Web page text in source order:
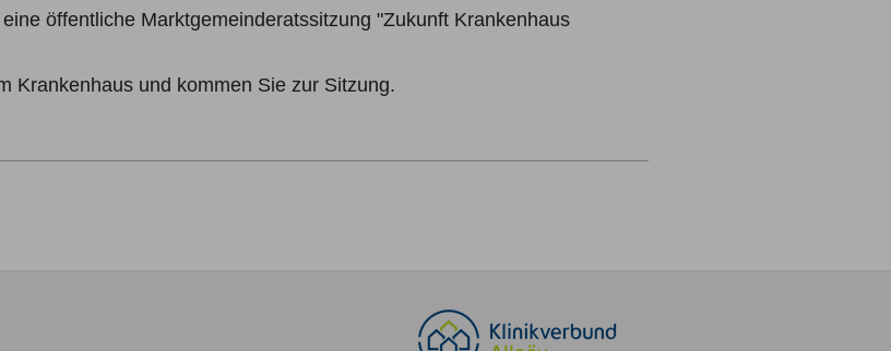
öffentliche Marktgemeinderatssitzung "Zukunft Krankenhaus
Krankenhaus und kommen Sie zur Sitzung.